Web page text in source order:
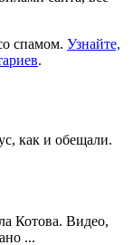
спамом. Узнайте,
.
как и обещали.
Котова. Видео,
...